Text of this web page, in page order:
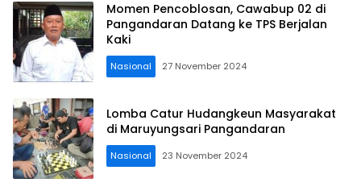
Momen Pencoblosan, Cawabup 02 di
Pangandaran Datang ke TPS Berjalan
Kaki
Nasional 27 November 2024
Lomba Catur Hudangkeun Masyarakat
di Maruyungsari Pangandaran
Nasional 23 November 2024